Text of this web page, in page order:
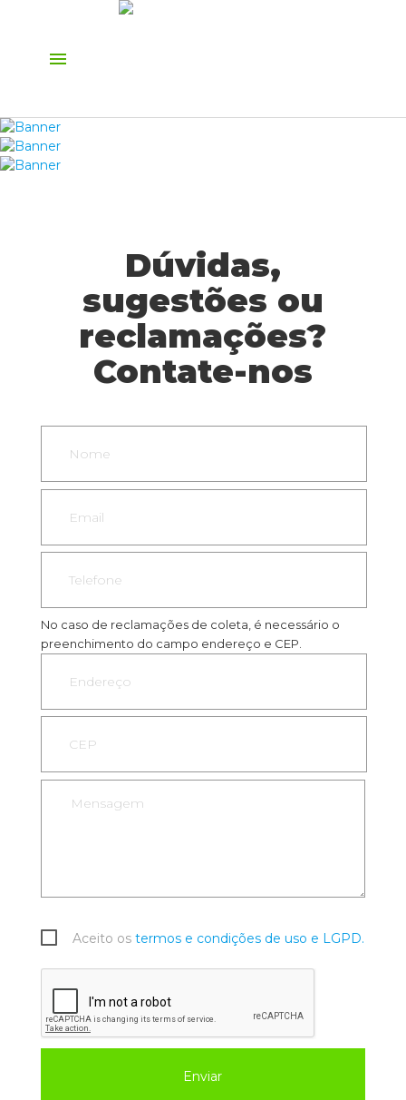
menu
Dúvidas,
sugestões ou
reclamações?
Contate-nos
No caso de reclamações de coleta, é necessário o
preenchimento do campo endereço e CEP.
Aceito os termos e condições de uso e LGPD.
Enviar